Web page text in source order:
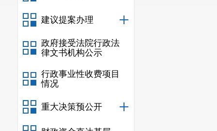
建议提案办理
政府接受法院行政法
律文书机构公示
行政事业性收费项目
情况
重大决策预公开